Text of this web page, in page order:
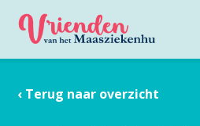
‹ Terug naar overzicht